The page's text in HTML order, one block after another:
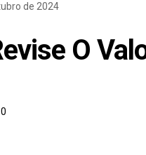
de 2024
O
0